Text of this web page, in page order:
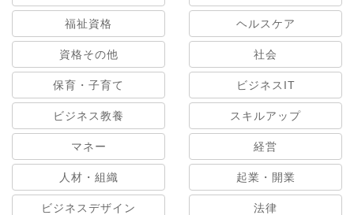
福祉資格 ヘルスケア
資格その他 社会
保育・子育て ビジネスIT
ビジネス教養 スキルアップ
マネー 経営
人材・組織 起業・開業
ビジネスデザイン 法律